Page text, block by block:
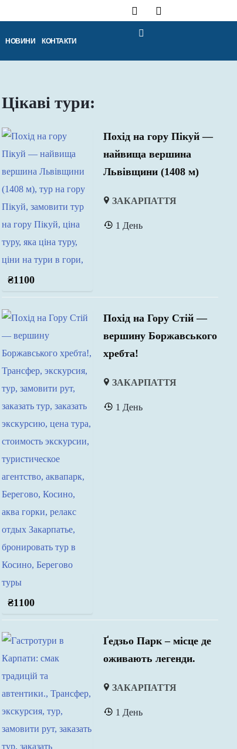
НОВИНИ КОНТАКТИ
Цікаві тури:
₴1100
Похід на гору Пікуй —
найвища вершина
Львівщини (1408 м)
ЗАКАРПАТТЯ
1 День
₴1100
Похід на Гору Стій —
вершину Боржавського
хребта!
ЗАКАРПАТТЯ
1 День
Ґедзьо Парк – місце де
оживають легенди.
ЗАКАРПАТТЯ
1 День